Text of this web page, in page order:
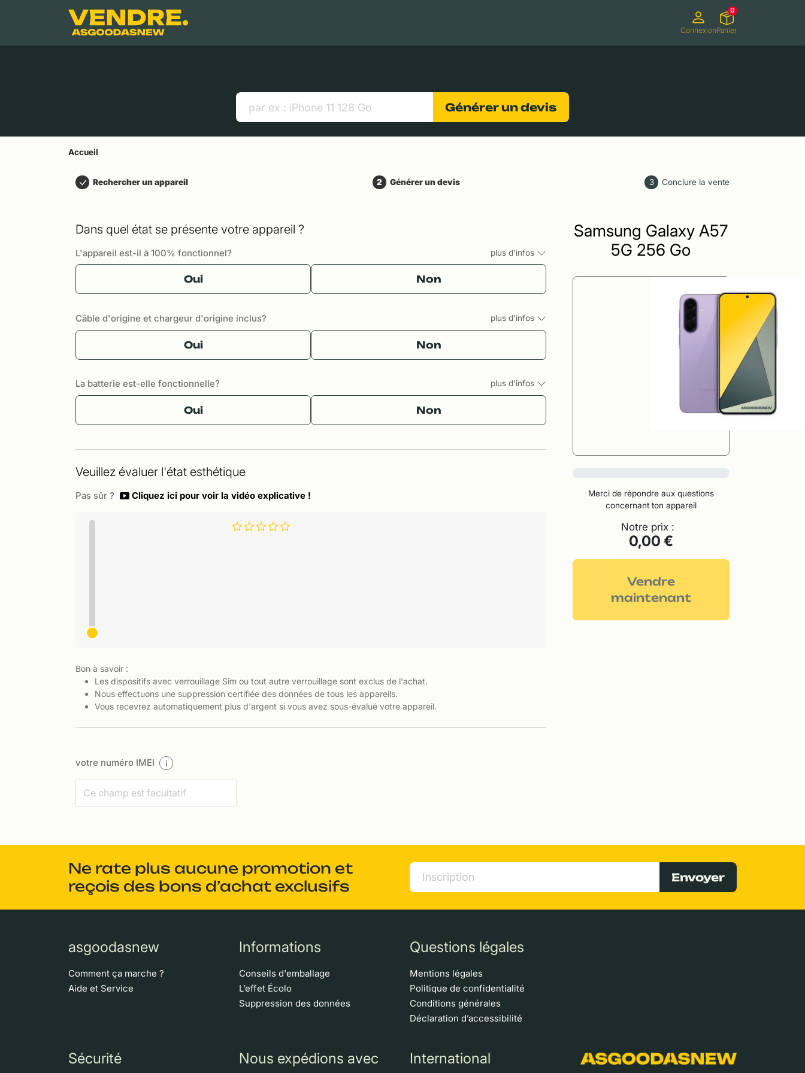
Contenu principal
ConnexionPanier
0
Générer un devis
Accueil
Rechercher un appareil 2 Générer un devis 3 Conclure la vente
Dans quel état se présente votre appareil ?
L'appareil est-il à 100% fonctionnel? plus d'infos
Oui Non
Câble d'origine et chargeur d'origine inclus? plus d'infos
Oui Non
La batterie est-elle fonctionnelle? plus d'infos
Oui Non
Veuillez évaluer l'état esthétique
Pas sûr ? Cliquez ici pour voir la vidéo explicative !
Bon à savoir :
Les dispositifs avec verrouillage Sim ou tout autre verrouillage sont exclus de l'achat.
Nous effectuons une suppression certifiée des données de tous les appareils.
Vous recevrez automatiquement plus d'argent si vous avez sous-évalué votre appareil.
votre numéro IMEI i
Samsung Galaxy A57
5G 256 Go
Merci de répondre aux questions
concernant ton appareil
Notre prix :
0,00 €
Vendre
maintenant
Ne rate plus aucune promotion et
reçois des bons d’achat exclusifs
Envoyer
asgoodasnew
Comment ça marche ?
Aide et Service
Informations
Conseils d'emballage
L’effet Écolo
Suppression des données
Questions légales
Mentions légales
Politique de confidentialité
Conditions générales
Déclaration d’accessibilité
Sécurité Nous expédions avec International